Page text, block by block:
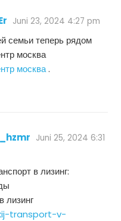
Juni 23, 2024 4:27 pm
семьи теперь рядом
москва
москва.
Juni 25, 2024 6:31
в лизинг:
лизинг
transport-v-